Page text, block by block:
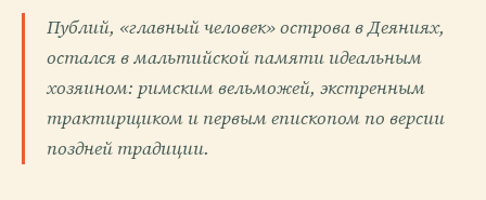
Публий, «главный человек» острова в Деяниях,
остался в мальтийской памяти идеальным
хозяином: римским вельможей, экстренным
трактирщиком и первым епископом по версии
поздней традиции.